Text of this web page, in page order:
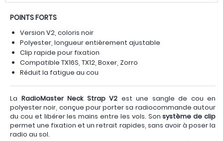
POINTS FORTS
Version V2, coloris noir
Polyester, longueur entièrement ajustable
Clip rapide pour fixation
Compatible TX16S, TX12, Boxer, Zorro
Réduit la fatigue au cou
La RadioMaster Neck Strap V2 est une sangle de cou en
polyester noir, conçue pour porter sa radiocommande autour
du cou et libérer les mains entre les vols. Sonsystème de clip
permet une fixation et un retrait rapides, sans avoir à poser la
radio au sol.